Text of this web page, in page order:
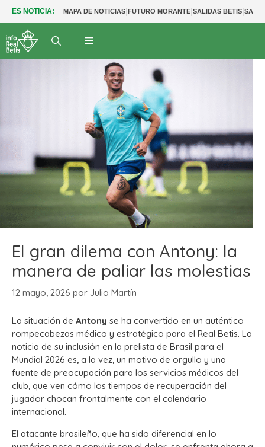
ES NOTICIA: MAPA DE NOTICIAS|FUTURO MORANTE|SALIDAS BETIS|
El gran dilema con Antony: la
manera de paliar las molestias
12 mayo, 2026 por Julio Martín
La situación de Antony se ha convertido en un auténtico
rompecabezas médico y estratégico para el Real Betis. La
noticia de su inclusión en la prelista de Brasil para el
Mundial 2026 es, a la vez, un motivo de orgullo y una
fuente de preocupación para los servicios médicos del
club, que ven cómo los tiempos de recuperación del
jugador chocan frontalmente con el calendario
internacional.
El atacante brasileño, que ha sido diferencial en lo